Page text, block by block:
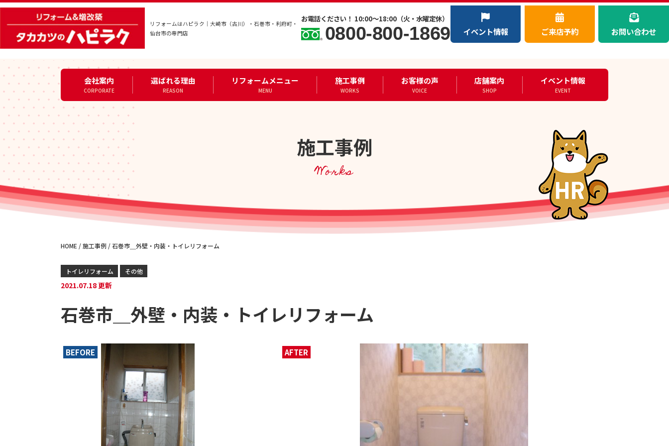
リフォームはハピラク｜大崎市（古川）・石巻市・利府町・
仙台市の専門店
お電話ください！ 10:00～18:00（火・水曜定休）
0800-800-1869 イベント情報 ご来店予約 お問い合わせ
会社案内
CORPORATE
選ばれる理由
REASON
リフォームメニュー
MENU
施工事例
WORKS
お客様の声
VOICE
店舗案内
SHOP
イベント情報
EVENT
施工事例
Works
HOME /施工事例 /石巻市＿外壁・内装・トイレリフォーム
トイレリフォーム その他
2021.07.18 更新
石巻市＿外壁・内装・トイレリフォーム
AFTER
BEFORE